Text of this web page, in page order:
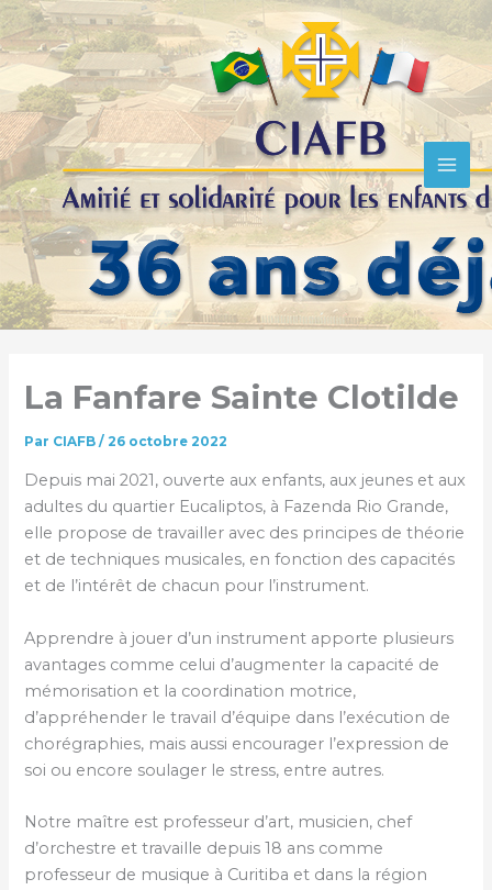
Aller
au
contenu
La Fanfare Sainte Clotilde
Par CIAFB/26 octobre 2022
Depuis mai 2021, ouverte aux enfants, aux jeunes et aux
adultes du quartier Eucaliptos, à Fazenda Rio Grande,
elle propose de travailler avec des principes de théorie
et de techniques musicales, en fonction des capacités
et de l’intérêt de chacun pour l’instrument.
Apprendre à jouer d’un instrument apporte plusieurs
avantages comme celui d’augmenter la capacité de
mémorisation et la coordination motrice,
d’appréhender le travail d’équipe dans l’exécution de
chorégraphies, mais aussi encourager l’expression de
soi ou encore soulager le stress, entre autres.
Notre maître est professeur d’art, musicien, chef
d’orchestre et travaille depuis 18 ans comme
professeur de musique à Curitiba et dans la région
R
e
c
e
r
c
h
e
r